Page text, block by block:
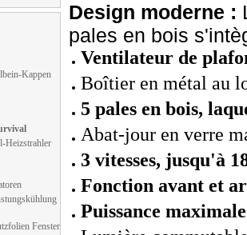
Kappen
Heizstrahler
Fenster
Design moderne :
pales en bois
Ventilateur de
Boîtier en métal au
5 pales en bois,
Abat-jour en verre
3 vitesses, jusqu'à
Fonction avant et
Puissance